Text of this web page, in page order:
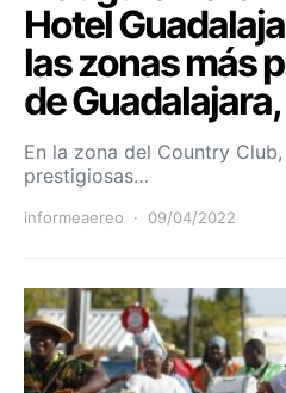
Hotel
las zonas más
de
En la zona del Country
prestigiosas…
informeaereo 09/04/2022